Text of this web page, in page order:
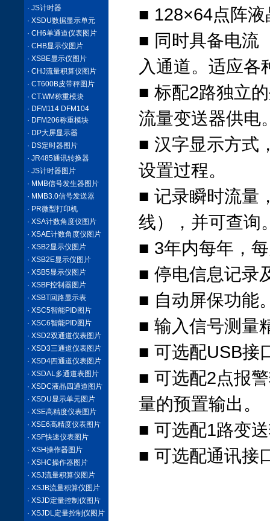
· JS计时器
· XSDU数据显示单元
· CH6单通道仪表图片
· CHB显示仪图片
· XSBE显示仪图片
· CHJ流量积算仪图片
· CT600B皮带秤图片
· CT.WM称重模块
· DFM114 DFM104
· DFM206称重模块
· DP大屏显示器
· DS定时器图片
· JR485通讯转换器
· JS计时器图片
· MMB信号发生器图片
· MMB3.0信号发送器
· PR微型打印机
· XSA计数角度仪图片
· XSAE计数角度仪图片
· XSB2显示仪图片
· XSB2E显示仪图片
· XSB5显示仪图片
· XSBF控制器图片
· XSBT回路显示表
· XSC5智能PID图片
· XSC6智能PID图片
· XSD2双通道仪表图片
· XSD3三通道仪表图片
· XSD4四通道仪表图片
· XSDAL多通道表图片
· XSDC液晶四通道图片
· XSDU显示单元图片
· XSE高精度仪表图片
· XSE6高精度仪表图片
· XSF快速仪表图片
· XSH操作器图片
· XSHC操作器图片
· XSJ流量积算仪图片
· XSJB流量积算仪图片
· XSJD定量控制仪图片
· XSJDL定量控制仪图片
■ 128×64点阵
■ 同时具备电流
入通道。适应各
■ 标配2路独立
流量变送器供电
■ 汉字显示方式
设置过程。
■ 记录瞬时流量
线），并可查询
■ 3年内每年，
■ 停电信息记录
■ 自动屏保功能
■ 输入信号测量
■ 可选配USB接
■ 可选配2点报
量的预置输出。
■ 可选配1路变
■ 可选配通讯接